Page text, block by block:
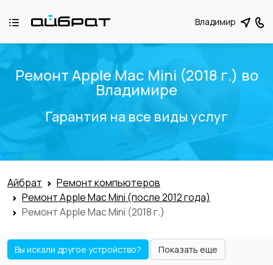
Владимир
Ремонт Apple Mac Mini (2018 г.) во
Владимире
Гарантия на все виды услуг
Айбрат
Ремонт компьютеров
Ремонт Apple Mac Mini (после 2012 года)
Ремонт Apple Mac Mini (2018 г.)
Вы искали другое устройство? Показать еще